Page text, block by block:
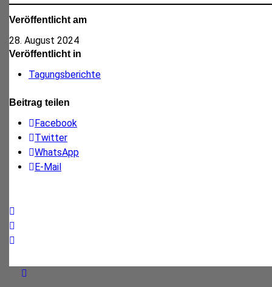
Veröffentlicht am
28. August 2024
Veröffentlicht in
Tagungsberichte
Beitrag teilen
Facebook
Twitter
WhatsApp
E-Mail